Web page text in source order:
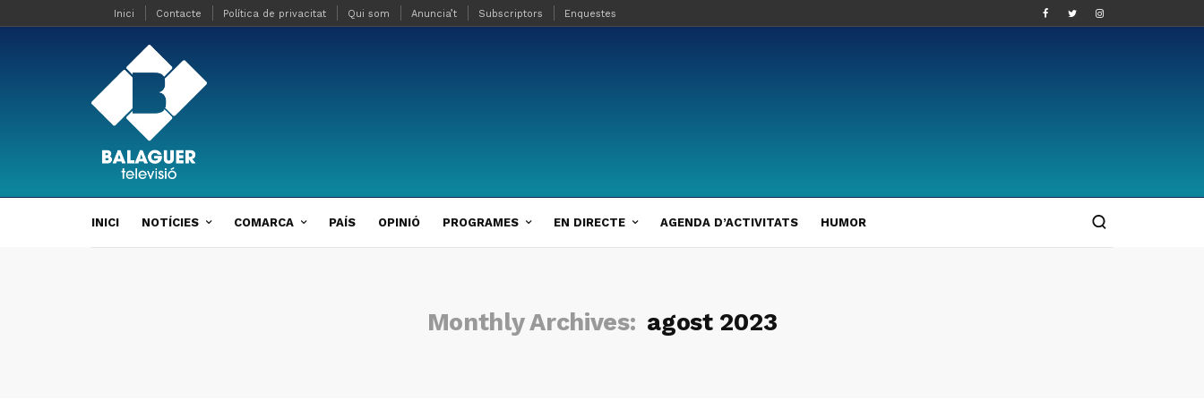
Inici Contacte Política de privacitat Qui som Anuncia’t Subscriptors Enquestes
INICI NOTÍCIES COMARCA PAÍS OPINIÓ PROGRAMES EN DIRECTE AGENDA D’ACTIVITATS HUMOR
Monthly Archives: agost 2023